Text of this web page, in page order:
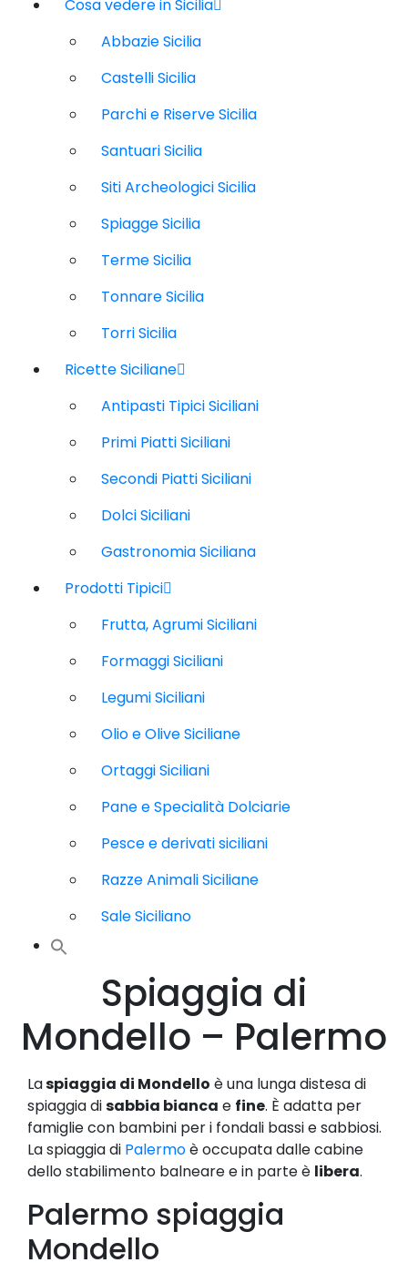
Cosa vedere in Sicilia
Abbazie Sicilia
Castelli Sicilia
Parchi e Riserve Sicilia
Santuari Sicilia
Siti Archeologici Sicilia
Spiagge Sicilia
Terme Sicilia
Tonnare Sicilia
Torri Sicilia
Ricette Siciliane
Antipasti Tipici Siciliani
Primi Piatti Siciliani
Secondi Piatti Siciliani
Dolci Siciliani
Gastronomia Siciliana
Prodotti Tipici
Frutta, Agrumi Siciliani
Formaggi Siciliani
Legumi Siciliani
Olio e Olive Siciliane
Ortaggi Siciliani
Pane e Specialità Dolciarie
Pesce e derivati siciliani
Razze Animali Siciliane
Sale Siciliano
Spiaggia di
Mondello – Palermo
Laspiaggia di Mondello è una lunga distesa di
spiaggia disabbia bianca e fine. È adatta per
famiglie con bambini per i fondali bassi e sabbiosi.
La spiaggia di Palermoè occupata dalle cabine
dello stabilimento balneare e in parte è libera.
Palermo spiaggia
Mondello